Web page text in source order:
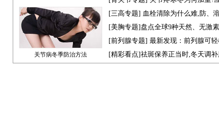
关节病冬季防治方法
[三高专题] 血栓清除为什么难,防、
[美胸专题]盘点全球9种天然、无激
[前列腺专题] 最新发现：前列腺可
[精彩看点]祛斑保养正当时,冬天调